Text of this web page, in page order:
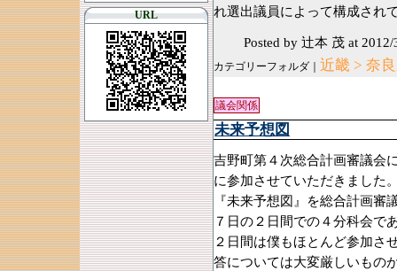
URL
れ選出議員によって構成され
Posted by 辻本 茂 at
カテゴリーフォルダ｜ 近畿 > 奈
議会関係
未来予想図
吉野町第４次総合計画審議会
に参加させていただきました
『未来予想図』を総合計画審
７日の２日間での４分科会で
２日間は僕もほとんど参加さ
答については大変厳しいもの